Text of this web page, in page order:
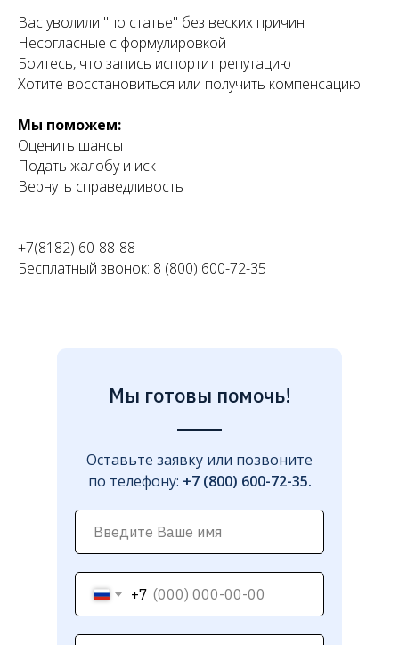
Вас уволили "по статье" без веских причин
Несогласные с формулировкой
Боитесь, что запись испортит репутацию
Хотите восстановиться или получить компенсацию
Мы поможем:
Оценить шансы
Подать жалобу и иск
Вернуть справедливость
+7(8182) 60-88-88
Бесплатный звонок: 8 (800) 600-72-35
Мы готовы помочь!
Оставьте заявку или позвоните
по телефону: +7 (800) 600-72-35.
+7